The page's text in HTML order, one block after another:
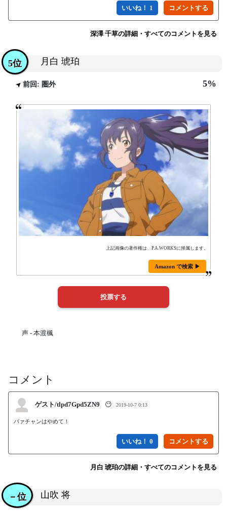
いいね！ 1
深澤 千草の詳細・すべてのコメントを見る
月白 琥珀
5位
前回: 圏外 5%
上記画像の著作権は、P.A.WORKSに帰属します。
Amazon で検索 ▶
声 - 本渡楓
コメント
ゲスト/tlpd7Gpd5ZN9 😶 2019-10-7 0:13
いいね！ 0
月白 琥珀の詳細・すべてのコメントを見る
山吹 将
－位